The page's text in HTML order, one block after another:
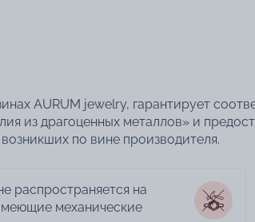
AURUM jewelry, гарантирует
из драгоценных металлов» и
по вине производителя.
распространяется на
механические